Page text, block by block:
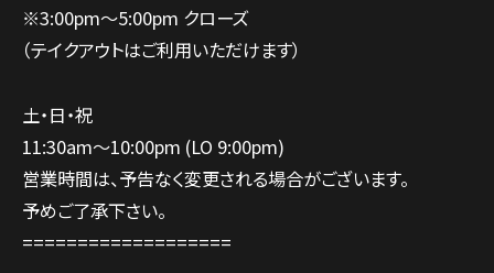
※3:00pm～5:00pm クローズ
（テイクアウトはご利用いただけます）
土・日・祝
11:30am～10:00pm (LO 9:00pm)
営業時間は、予告なく変更される場合がございます。
予めご了承下さい。
===================